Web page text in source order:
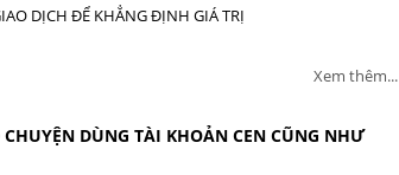
DỊCH ĐỂ KHẲNG ĐỊNH GIÁ TRỊ
Xem thêm...
DÙNG TÀI KHOẢN CEN CŨNG NHƯ